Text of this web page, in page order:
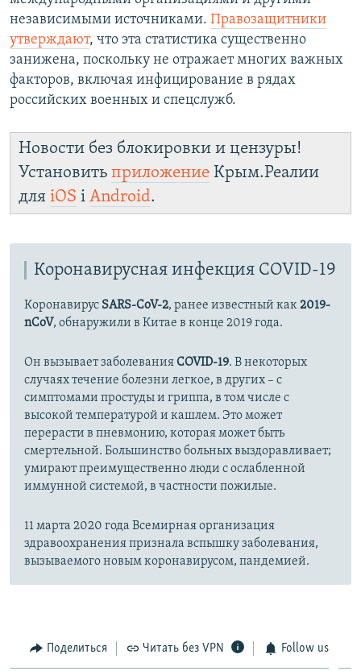
независимыми источниками. Правозащитники
утверждают, что эта статистика существенно
занижена, поскольку не отражает многих важных
факторов, включая инфицирование в рядах
российских военных и спецслужб.
Новости без блокировки и цензуры!
Установить приложение Крым.Реалии
для iOS і Android.
Коронавирусная инфекция COVID-19
Коронавирус SARS-CoV-2, ранее известный как2019-
nCoV, обнаружили в Китае в конце 2019 года.
Он вызывает заболеванияCOVID-19. В некоторых
случаях течение болезни легкое, в других – с
симптомами простуды и гриппа, в том числе с
высокой температурой и кашлем. Это может
перерасти в пневмонию, которая может быть
смертельной. Большинство больных выздоравливает;
умирают преимущественно люди с ослабленной
иммунной системой, в частности пожилые.
11 марта 2020 года Всемирная организация
здравоохранения признала вспышку заболевания,
вызываемого новым коронавирусом, пандемией.
Поделиться Читать без VPN Follow us